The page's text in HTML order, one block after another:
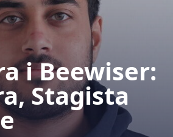
i Beewiser:
Stagista